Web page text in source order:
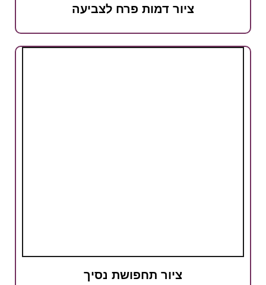
ציור דמות פרח לצביעה
ציור תחפושת נסיך